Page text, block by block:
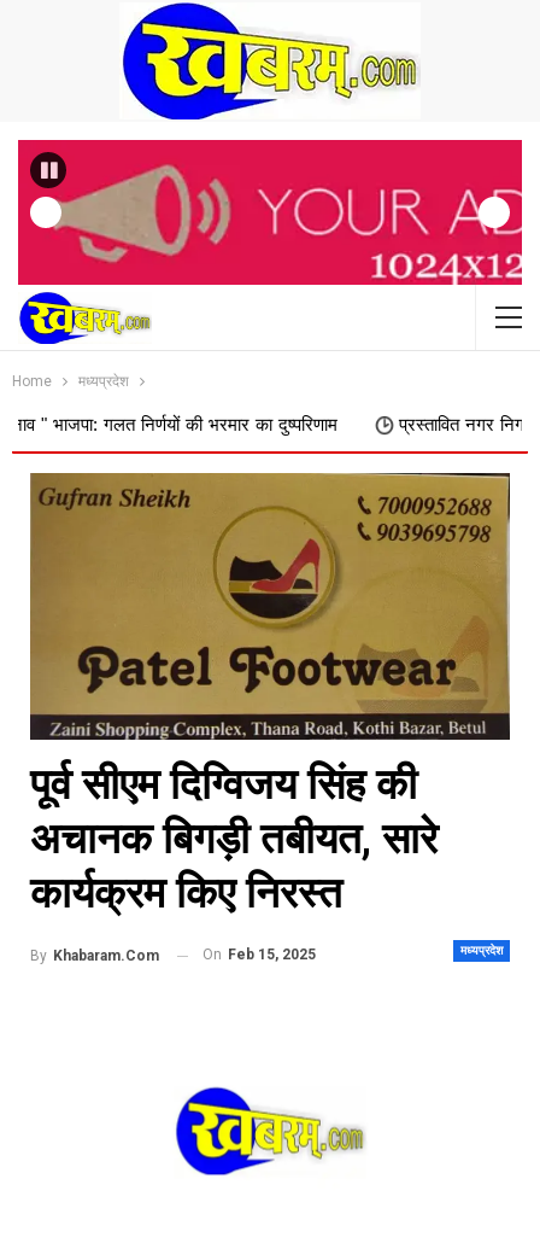
Previous
Home मध्यप्रदेश
निर्णयों की भरमार का दुष्परिणाम प्रस्तावित नगर निगम में शामिल
पूर्व सीएम दिग्विजय सिंह की
अचानक बिगड़ी तबीयत, सारे
कार्यक्रम किए निरस्त
मध्यप्रदेश
By Khabaram.Com On Feb 15, 2025